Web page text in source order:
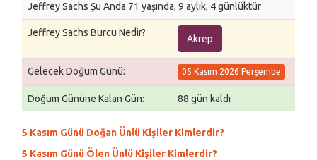
Jeffrey Sachs Şu Anda 71 yaşında, 9 aylık, 4 günlüktür
Jeffrey Sachs Burcu Nedir?
Akrep
Gelecek Doğum Günü: 05 Kasım 2026 Perşembe
Doğum Gününe Kalan Gün: 88 gün kaldı
5 Kasım Günü Doğan Ünlü Kişiler Kimlerdir?
5 Kasım Günü Ölen Ünlü Kişiler Kimlerdir?